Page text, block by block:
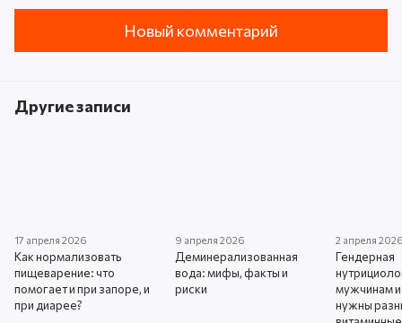
Новый комментарий
Другие записи
17 апреля 2026
Как нормализовать
пищеварение: что
помогает и при запоре, и
при диарее?
9 апреля 2026
Деминерализованная
вода: мифы, факты и
риски
2 апреля
Гендерная
мужчинам
нужны